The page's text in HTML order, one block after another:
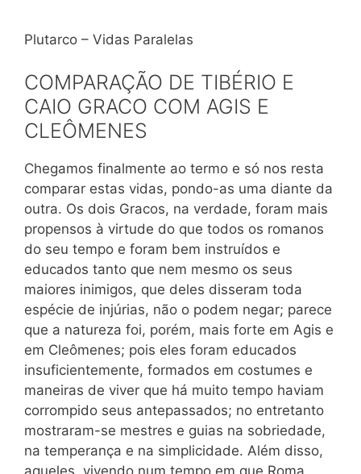
Plutarco – Vidas Paralelas
COMPARAÇÃO DE TIBÉRIO E
CAIO GRACO COM AGIS E
CLEÔMENES
Chegamos finalmente ao termo e só nos resta
comparar estas vidas, pondo-as uma diante da
outra. Os dois Gracos, na verdade, foram mais
propensos à virtude do que todos os romanos
do seu tempo e foram bem instruídos e
educados tanto que nem mesmo os seus
maiores inimigos, que deles disseram toda
espécie de injúrias, não o podem negar; parece
que a natureza foi, porém, mais forte em Agis e
em Cleômenes; pois eles foram educados
insuficientemente, formados em costumes e
maneiras de viver que há muito tempo haviam
corrompido seus antepassados; no entretanto
mostraram-se mestres e guias na sobriedade,
na temperança e na simplicidade. Além disso,